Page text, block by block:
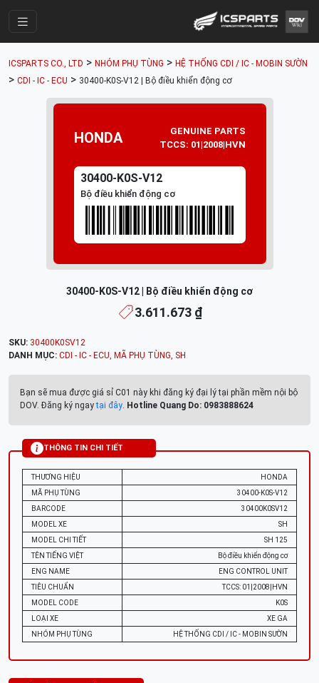
Cửa Hàng
Parts Catalogue
Mã Phụ Tùng
Tài khoản
ICSPARTS CO., LTD > NHÓM PHỤ TÙNG > HỆ THỐNG CDI / IC - MOBIN SƯỜN
> CDI - IC - ECU > 30400-K0S-V12 | Bộ điều khiển động cơ
HONDA
GENUINE PARTS
TCCS: 01|2008|HVN
30400-K0S-V12
Bộ điều khiển động cơ
30400-K0S-V12 | Bộ điều khiển động cơ
3.611.673 ₫
SKU: 30400K0SV12
DANH MỤC: CDI - IC - ECU, MÃ PHỤ TÙNG, SH
Bạn sẽ mua được giá sỉ C01 này khi đăng ký đại lý tại phần mềm nội bộ
DOV. Đăng ký ngaytại đây. Hotline Quang Do: 0983888624
THÔNG TIN CHI TIẾT
THƯƠNG HIỆU
HONDA
MÃ PHỤ TÙNG
30400-K0S-V12
BARCODE
30400K0SV12
MODEL XE
SH
MODEL CHI TIẾT
SH 125
TÊN TIẾNG VIỆT
Bộ điều khiển động cơ
ENG NAME
ENG CONTROL UNIT
TIÊU CHUẨN
TCCS: 01|2008|HVN
MODEL CODE
K0S
LOẠI XE
XE GA
NHÓM PHỤ TÙNG
HỆ THỐNG CDI / IC - MOBIN SƯỜN